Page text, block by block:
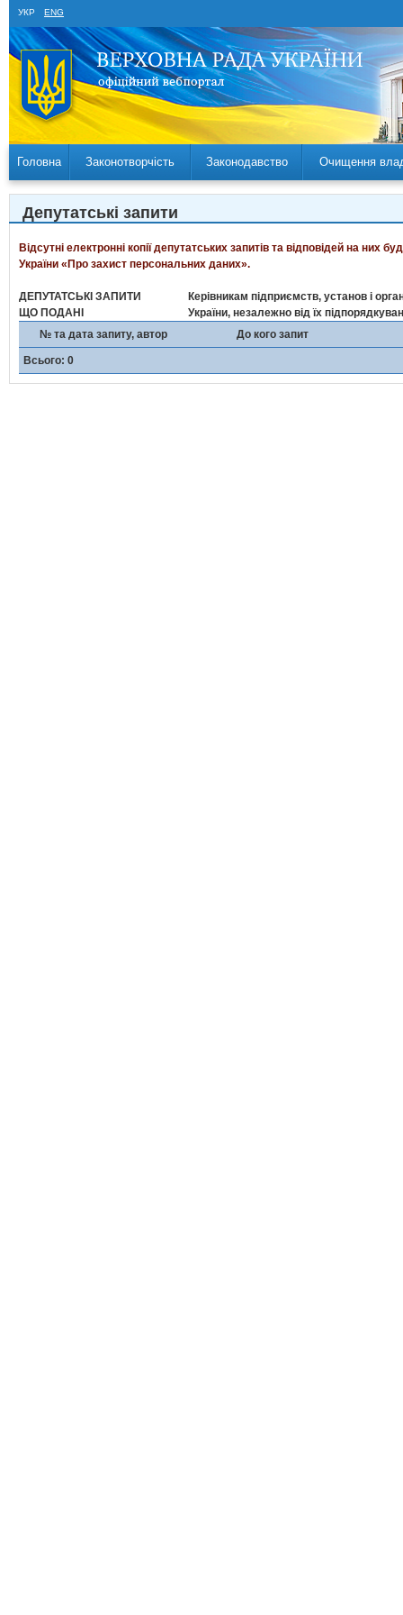
УКР ENG
Головна Законотворчість Законодавство Очищення
Депутатські запити
Відсутні електронні копії депутатських запитів та відповідей на
України «Про захист персональних даних».
ДЕПУТАТСЬКІ ЗАПИТИ
ЩО ПОДАНІ
Керівникам підприємств, установ і
України, незалежно від їх
№ та дата запиту, автор
До кого запит
Всього: 0